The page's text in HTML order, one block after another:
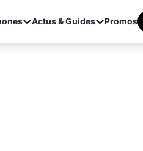
Actus & Guides Promos